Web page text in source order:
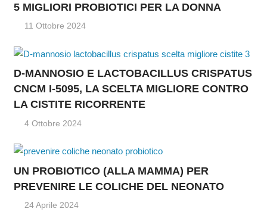
5 MIGLIORI PROBIOTICI PER LA DONNA
11 Ottobre 2024
D-MANNOSIO E LACTOBACILLUS CRISPATUS
CNCM I-5095, LA SCELTA MIGLIORE CONTRO
LA CISTITE RICORRENTE
4 Ottobre 2024
UN PROBIOTICO (ALLA MAMMA) PER
PREVENIRE LE COLICHE DEL NEONATO
24 Aprile 2024